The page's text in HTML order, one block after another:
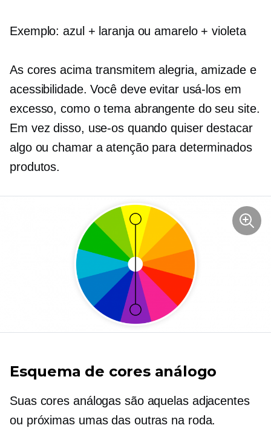
Exemplo: azul + laranja ou amarelo + violeta
As cores acima transmitem alegria, amizade e
acessibilidade. Você deve evitar usá-los em
excesso, como o tema abrangente do seu site.
Em vez disso, use-os quando quiser destacar
algo ou chamar a atenção para determinados
produtos.
Esquema de cores análogo
Suas cores análogas são aquelas adjacentes
ou próximas umas das outras na roda.